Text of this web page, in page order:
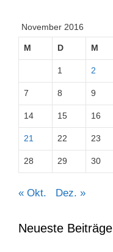
November 2016
M D M
1 2
7 8 9
14 15 16
21 22 23
28 29 30
« Okt. Dez. »
Neueste Beiträge